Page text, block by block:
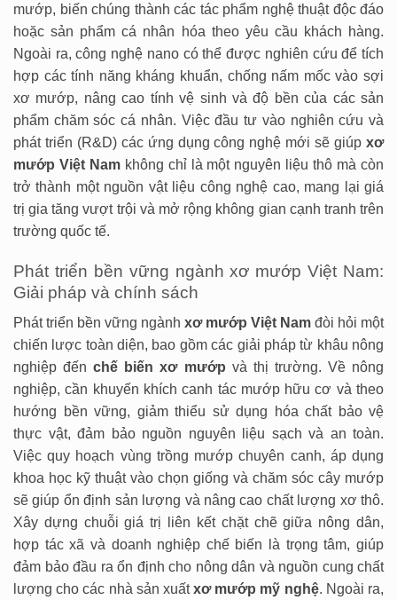
mướp, biến chúng thành các tác phẩm nghệ thuật độc đáo
hoặc sản phẩm cá nhân hóa theo yêu cầu khách hàng.
Ngoài ra, công nghệ nano có thể được nghiên cứu để tích
hợp các tính năng kháng khuẩn, chống nấm mốc vào sợi
xơ mướp, nâng cao tính vệ sinh và độ bền của các sản
phẩm chăm sóc cá nhân. Việc đầu tư vào nghiên cứu và
phát triển (R&D) các ứng dụng công nghệ mới sẽ giúp xơ
mướp Việt Namkhông chỉ là một nguyên liệu thô mà còn
trở thành một nguồn vật liệu công nghệ cao, mang lại giá
trị gia tăng vượt trội và mở rộng không gian cạnh tranh trên
trường quốc tế.
Phát triển bền vững ngành xơ mướp Việt Nam:
Giải pháp và chính sách
Phát triển bền vững ngành xơ mướp Việt Nam đòi hỏi một
chiến lược toàn diện, bao gồm các giải pháp từ khâu nông
nghiệp đếnchế biến xơ mướp và thị trường. Về nông
nghiệp, cần khuyến khích canh tác mướp hữu cơ và theo
hướng bền vững, giảm thiểu sử dụng hóa chất bảo vệ
thực vật, đảm bảo nguồn nguyên liệu sạch và an toàn.
Việc quy hoạch vùng trồng mướp chuyên canh, áp dụng
khoa học kỹ thuật vào chọn giống và chăm sóc cây mướp
sẽ giúp ổn định sản lượng và nâng cao chất lượng xơ thô.
Xây dựng chuỗi giá trị liên kết chặt chẽ giữa nông dân,
hợp tác xã và doanh nghiệp chế biến là trọng tâm, giúp
đảm bảo đầu ra ổn định cho nông dân và nguồn cung chất
lượng cho các nhà sản xuấtxơ mướp mỹ nghệ. Ngoài ra,